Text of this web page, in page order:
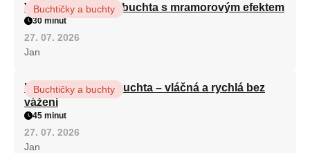
Vláčná olejová litá buchta s mramorovým efektem
Buchtičky a buchty
30 minut
27. 07. 2026
Jan
Hrnková maková buchta – vláčná a rychlá bez
vážení
Buchtičky a buchty
45 minut
27. 07. 2026
Jan